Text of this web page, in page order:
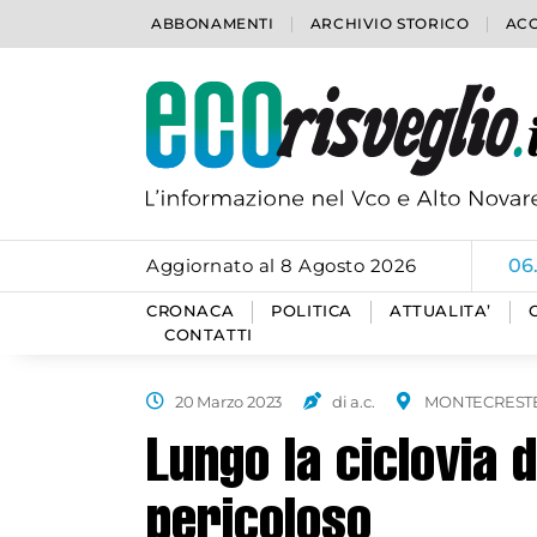
ABBONAMENTI ARCHIVIO STORICO
Aggiornato al 8 Agosto 2026
CRONACA POLITICA ATTUALITA’
CONTATTI
20 Marzo 2023 di a.c.
Lungo la ciclovia